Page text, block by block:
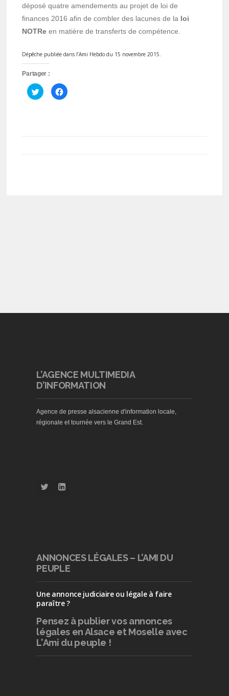
déposé quatre amendements au projet de loi de
finances 2016 afin de combler des lacunes de la loi
NOTRe en matière de transferts de compétence.
Dépêche publiée dans l’Ami Hebdo du 15 novembre 2015.
Partager :
Cliquez
pour
partager
Cliquez
pour
L’AGENCE MULTIMEDIA
D’INFORMATION
Agence de presse alsacienne d'information locale,
régionale et tournée vers le Grand Est.
ANNONCES LÉGALES – L’AMI DU
PEUPLE
Une annonce judiciaire ou légale à faire
paraître ?
Pensez à publiervos annonces
légales en Alsace et Moselle avec
L'Ami du peuple !